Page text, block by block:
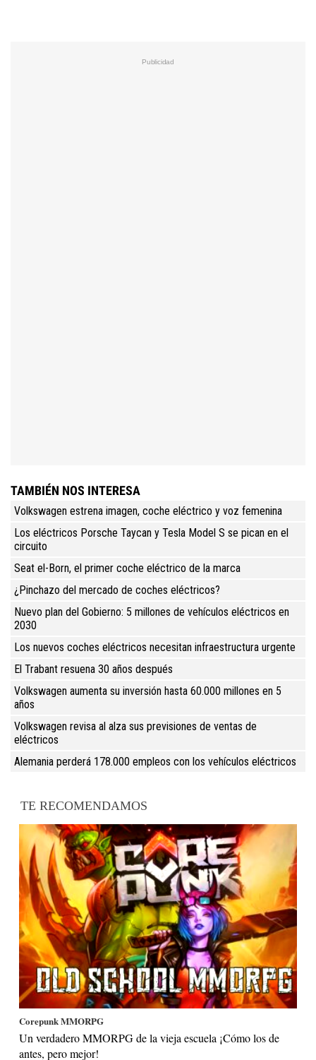
TAMBIÉN NOS INTERESA
Volkswagen estrena imagen, coche eléctrico y voz femenina
Los eléctricos Porsche Taycan y Tesla Model S se pican en el
circuito
Seat el-Born, el primer coche eléctrico de la marca
¿Pinchazo del mercado de coches eléctricos?
Nuevo plan del Gobierno: 5 millones de vehículos eléctricos en
2030
Los nuevos coches eléctricos necesitan infraestructura urgente
El Trabant resuena 30 años después
Volkswagen aumenta su inversión hasta 60.000 millones en 5
años
Volkswagen revisa al alza sus previsiones de ventas de
eléctricos
Alemania perderá 178.000 empleos con los vehículos eléctricos
TE RECOMENDAMOS
Corepunk MMORPG
Un verdadero MMORPG de la vieja escuela ¡Cómo los de
antes, pero mejor!